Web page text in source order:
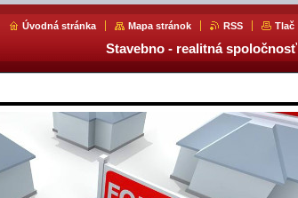
Úvodná stránka Mapa stránok RSS Tlač
Stavebno - realitná spoločnosť